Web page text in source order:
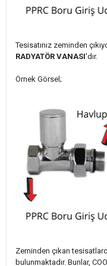
Tesisatınız zeminden
RADYATÖR VANASI'dır.
Örnek Görsel;
Zeminden çıkan
bulunmaktadır. Bunlar,